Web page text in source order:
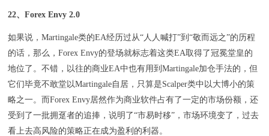
22、Forex Envy 2.0
如果说，Martingale类的EA经历过从“人人喊打”到“敬而远之”的历程
的话，那么，Forex Envy的登场就标志着这类EA取得了冠冕堂皇的
地位了。不错，以往的商业EA中也有用到Martingale加仓手法的，但
它们毕竟不敢堂以Martingale自居，只算是Scalper类中以大博小的策
略之一。而Forex Envy居然作为商业软件占有了一定的市场份额，还
受到了一批拥趸者的追捧，说明了“市易时移”，市场环境变了，过去
看上去高风险的策略正在成为盈利的利器。